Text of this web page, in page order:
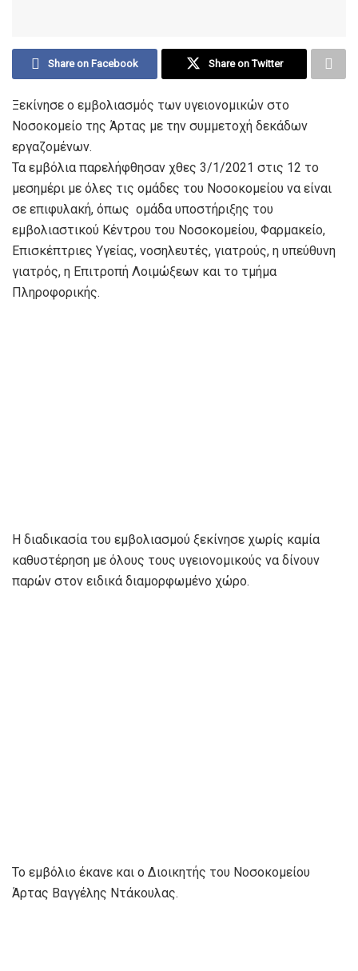
Share on Facebook Share on Twitter
Ξεκίνησε ο εμβολιασμός των υγειονομικών στο
Νοσοκομείο της Άρτας με την συμμετοχή δεκάδων
εργαζομένων.
Τα εμβόλια παρελήφθησαν χθες 3/1/2021 στις 12 το
μεσημέρι με όλες τις ομάδες του Νοσοκομείου να είναι
σε επιφυλακή, όπως ομάδα υποστήριξης του
εμβολιαστικού Κέντρου του Νοσοκομείου, Φαρμακείο,
Επισκέπτριες Υγείας, νοσηλευτές, γιατρούς, η υπεύθυνη
γιατρός, η Επιτροπή Λοιμώξεων και το τμήμα
Πληροφορικής.
Η διαδικασία του εμβολιασμού ξεκίνησε χωρίς καμία
καθυστέρηση με όλους τους υγειονομικούς να δίνουν
παρών στον ειδικά διαμορφωμένο χώρο.
Το εμβόλιο έκανε και ο Διοικητής του Νοσοκομείου
Άρτας Βαγγέλης Ντάκουλας.